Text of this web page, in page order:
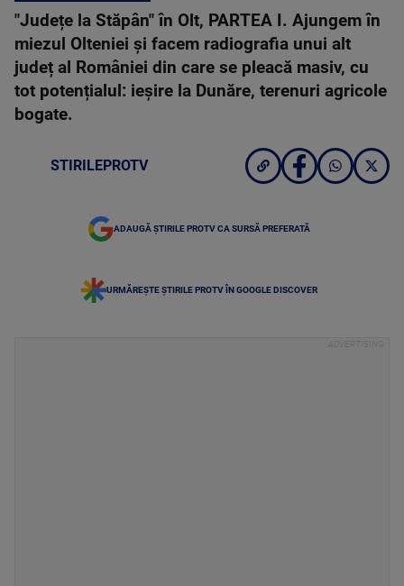
"Județe la Stăpân" în Olt, PARTEA I. Ajungem în
miezul Olteniei și facem radiografia unui alt
județ al României din care se pleacă masiv, cu
tot potențialul: ieșire la Dunăre, terenuri agricole
bogate.
STIRILEPROTV
ADAUGĂ ȘTIRILE PROTV CA SURSĂ PREFERATĂ
URMĂREȘTE ȘTIRILE PROTV ÎN GOOGLE DISCOVER